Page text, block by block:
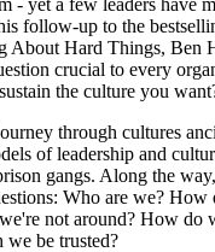
follow-up to the
About Hard Things, Ben
crucial to every
the culture you
through cultures
of leadership and
gangs. Along the
Who are we? How
not around? How do
we be trusted?